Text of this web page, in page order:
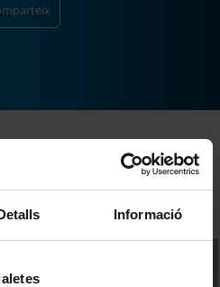
Informació